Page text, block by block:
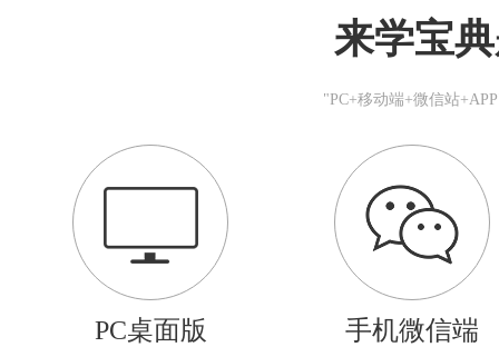
来学宝
"PC+移动端+微信站
PC桌面版 手机微信端